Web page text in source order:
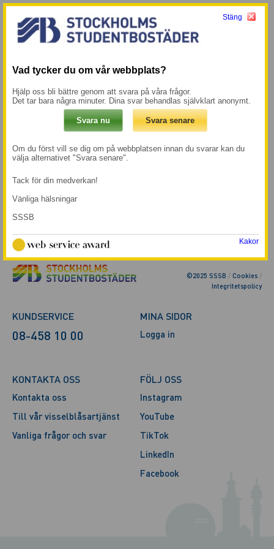
Mina sidor → Meny
Start / Vacancies Test
Vacancies Test
Test text from Gutenberg
all following content below is from API
©2025 SSSB / Cookies /
Integritetspolicy
KUNDSERVICE
08-458 10 00
MINA SIDOR
Logga in
KONTAKTA OSS
Kontakta oss
Till vår visselblåsartjänst
Vanliga frågor och svar
FÖLJ OSS
Instagram
YouTube
TikTok
LinkedIn
Facebook
Stäng
Vad tycker du om vår webbplats?
Hjälp oss bli bättre genom att svara på våra frågor.
Det tar bara några minuter. Dina svar behandlas självklart anonymt.
Om du först vill se dig om på webbplatsen innan du svarar kan du
välja alternativet "Svara senare".
Tack för din medverkan!
Vänliga hälsningar
SSSB
Kakor